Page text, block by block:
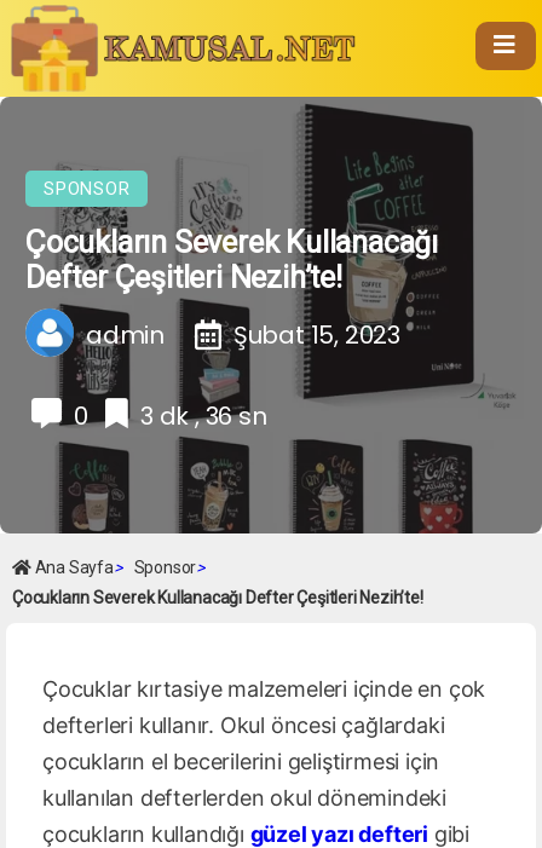
SPONSOR
Çocukların Severek Kullanacağı
Defter Çeşitleri Nezih’te!
admin Şubat 15, 2023
0 3 dk , 36 sn
Ana Sayfa> Sponsor>
Çocukların Severek Kullanacağı Defter Çeşitleri Nezih’te!
Çocuklar kırtasiye malzemeleri içinde en çok
defterleri kullanır. Okul öncesi çağlardaki
çocukların el becerilerini geliştirmesi için
kullanılan defterlerden okul dönemindeki
çocukların kullandığı güzel yazı defteri gibi